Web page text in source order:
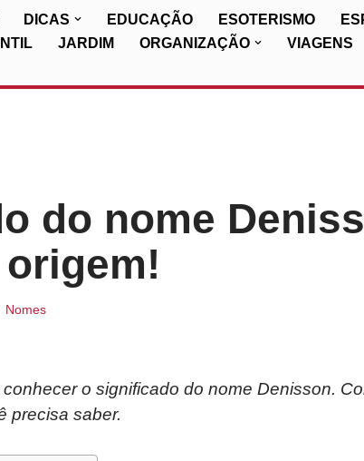
DICAS EDUCAÇÃO ESOTERISMO
JARDIM ORGANIZAÇÃO VIAGENS
do nome
Nomes
o significado do nome Denisson.
precisa saber.